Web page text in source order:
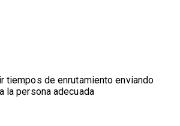
tiempos de enrutamiento enviando
la persona adecuada